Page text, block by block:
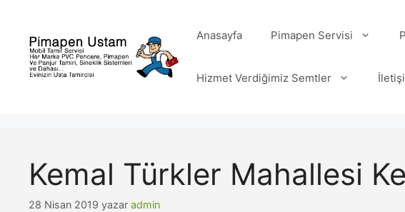
Anasayfa Pimapen Servisi
Hizmet Verdiğimiz Semtler
Kemal Türkler Mahallesi
28 Nisan 2019 yazar admin